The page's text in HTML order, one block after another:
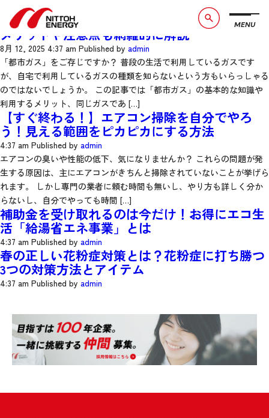
MENU
ブランドメッセージ
会社概要 数字で見る日東エネルギー
事業紹介 CSR活動
お知らせ お問い合わせ
採用情報
Archives
今さら聞けない！「都市ガス」とは？利用する
メリットや注意点も網羅的に解説
8月 12, 2025 4:37 am Published by admin
「都市ガス」をご存じですか？ 普段の生活で利用しているガスです
が、自宅で利用しているガスの種類を知らないという方もいらっしゃる
のではないでしょうか。 この記事では「都市ガス」の基本的な知識や
利用するメリット、同じガスであ […]
【すぐ終わる！】エアコン掃除を自分でやろ
う！見える範囲をピカピカにする方法
4:37 am Published by admin
エアコンの臭いや性能の低下、気になりませんか？ これらの問題が発
生する原因は、主にエアコンがきちんと掃除されていないことが挙げら
れます。 しかし専門の業者に頼む時間も無いし、やり方も詳しく分か
らないし、自分でやっても時間 […]
補助金を受け取れるのは今だけ！お得にエコ生
活「給湯省エネ事業」とは
4:37 am Published by admin
春の正しい花粉症対策とは？花粉症に打ち勝つ
3つの対策方法とアイテム
4:37 am Published by admin